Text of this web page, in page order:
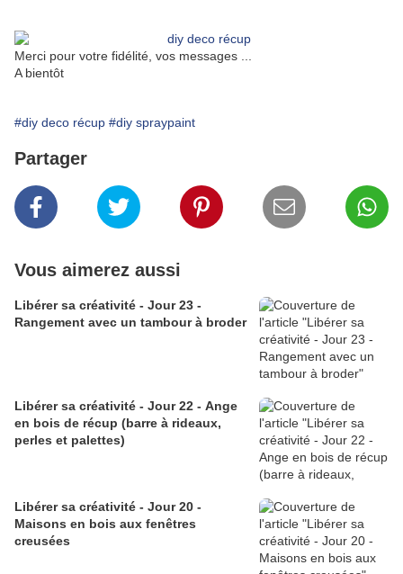
Merci pour votre fidélité, vos messages ...
A bientôt
#diy deco récup #diy spraypaint
Partager
Vous aimerez aussi
Libérer sa créativité - Jour 23 -
Rangement avec un tambour à broder
Libérer sa créativité - Jour 22 - Ange
en bois de récup (barre à rideaux,
perles et palettes)
Libérer sa créativité - Jour 20 -
Maisons en bois aux fenêtres
creusées